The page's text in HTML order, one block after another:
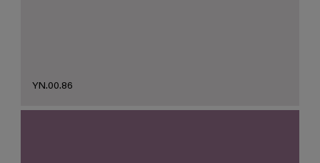
YN.00.86